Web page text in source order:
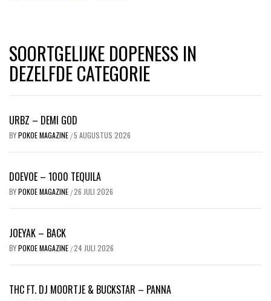
SOORTGELIJKE DOPENESS IN
DEZELFDE CATEGORIE
URBZ – DEMI GOD
BYPOKOE MAGAZINE /5 AUGUSTUS 2026
DOEVOE – 1000 TEQUILA
BYPOKOE MAGAZINE /26 JULI 2026
JOEYAK – BACK
BYPOKOE MAGAZINE /24 JULI 2026
THC FT. DJ MOORTJE & BUCKSTAR – PANNA